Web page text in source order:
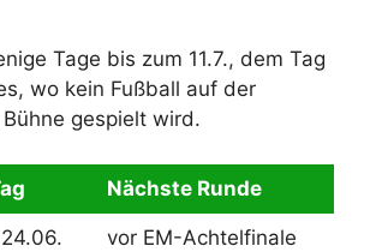
Tage bis zum 11.7., dem Tag
wo kein Fußball auf der
gespielt wird.
Nächste Runde
vor EM-Achtelfinale